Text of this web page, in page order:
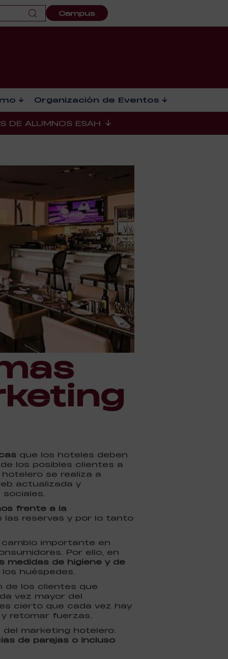
Campus
Organización de Eventos
DE ALUMNOS ESAH
que los hoteles deben
los posibles clientes a
se realiza a
actualizada y
frente a la
las reservas y por lo tanto
importante en
Por ello, en
medidas de higiene y de
huéspedes.
de los clientes que
vez mayor del
cierto que cada vez hay
retomar fuerzas.
marketing hotelero.
de parejas o incluso